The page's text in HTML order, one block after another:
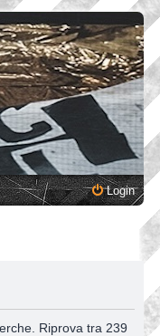
Login
Riprova tra 239